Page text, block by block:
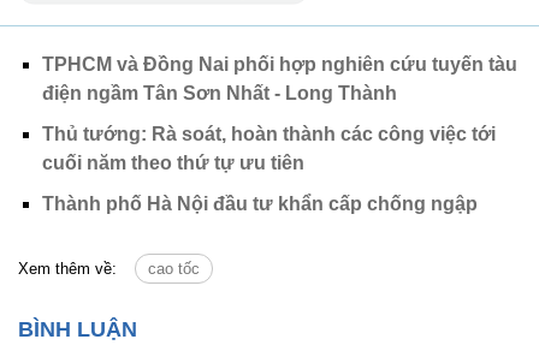
TPHCM và Đồng Nai phối hợp nghiên cứu tuyến tàu
điện ngầm Tân Sơn Nhất - Long Thành
Thủ tướng: Rà soát, hoàn thành các công việc tới
cuối năm theo thứ tự ưu tiên
Thành phố Hà Nội đầu tư khẩn cấp chống ngập
Xem thêm về: cao tốc